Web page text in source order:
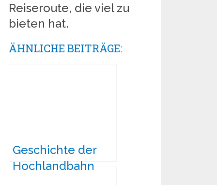
Reiseroute, die viel zu
bieten hat.
ÄHNLICHE BEITRÄGE:
Geschichte der
Hochlandbahn